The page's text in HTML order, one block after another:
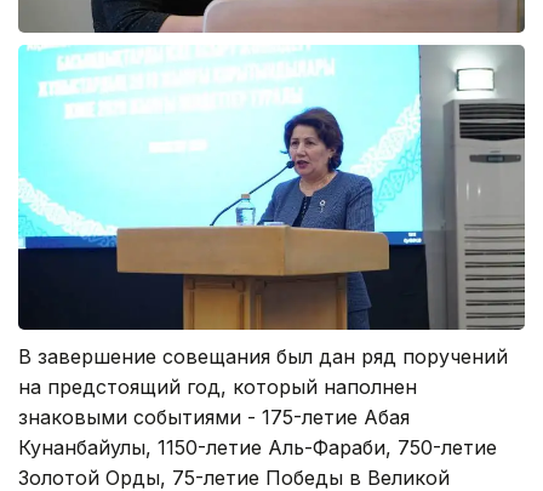
В завершение совещания был дан ряд поручений
на предстоящий год, который наполнен
знаковыми событиями - 175-летие Абая
Кунанбайулы, 1150-летие Аль-Фараби, 750-летие
Золотой Орды, 75-летие Победы в Великой